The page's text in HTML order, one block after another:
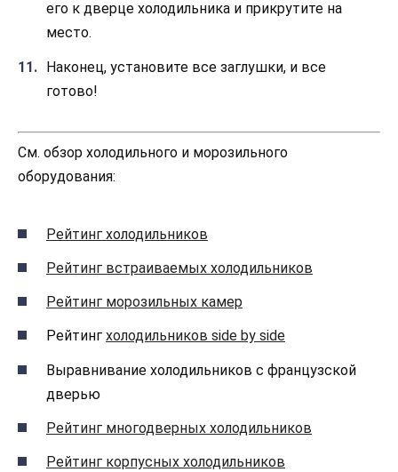
его к дверце холодильника и прикрутите на
место.
Наконец, установите все заглушки, и все
готово!
См. обзор холодильного и морозильного
оборудования:
Рейтинг холодильников
Рейтинг встраиваемых холодильников
Рейтинг морозильных камер
Рейтинг холодильников side by side
Выравнивание холодильников с французской
дверью
Рейтинг многодверных холодильников
Рейтинг корпусных холодильников